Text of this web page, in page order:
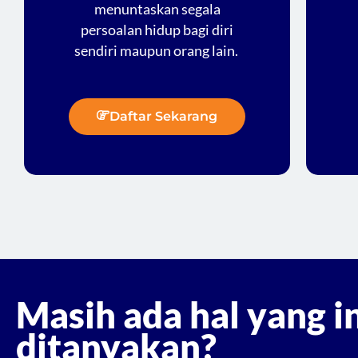
menuntaskan segala
persoalan hidup bagi diri
sendiri maupun orang lain.
Daftar Sekarang
Masih ada hal yang
ditanyakan?